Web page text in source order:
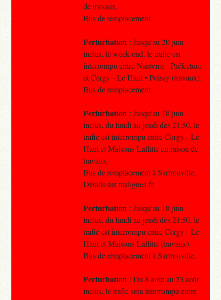
de travaux.
Bus de remplacement.
Perturbation : Jusqu'au 20 juin
inclus, le week-end, le trafic est
interrompu entre Nanterre – Préfecture
et Cergy – Le Haut • Poissy (travaux).
Bus de remplacement.
Perturbation : Jusqu'au 18 juin
inclus, du lundi au jeudi dès 21:50, le
trafic est interrompu entre Cergy – Le
Haut et Maisons-Laffitte en raison de
travaux.
Bus de remplacement à Sartrouville.
Détails sur malignea.fr
Perturbation : Jusqu'au 18 juin
inclus, du lundi au jeudi dès 21:50, le
trafic est interrompu entre Cergy – Le
Haut et Maisons-Laffitte (travaux).
Bus de remplacement à Sartrouville.
Perturbation : Du 8 août au 23 août
inclus, le trafic sera interrompu entre